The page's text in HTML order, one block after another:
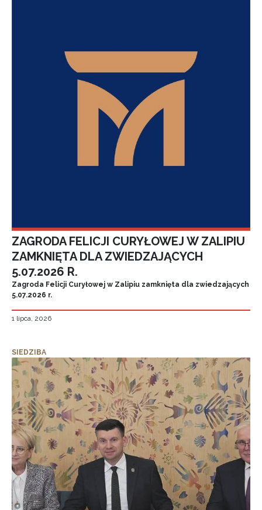
ZAGRODA FELICJI CURYŁOWEJ W ZALIPIU
ZAMKNIĘTA DLA ZWIEDZAJĄCYCH
5.07.2026 R.
Zagroda Felicji Curyłowej w Zalipiu zamknięta dla zwiedzających
5.07.2026 r.
1 lipca, 2026
SIEDZIBA